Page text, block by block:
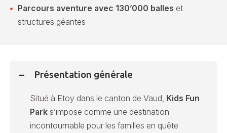
Parcours aventure avec 130’000 balles et
structures géantes
Présentation générale
Situé à Etoy dans le canton de Vaud, Kids Fun
Park s’impose comme une destination
incontournable pour les familles en quête